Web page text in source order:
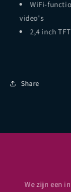
WiFi-
video's
2,4 inch
Share
We zijn een